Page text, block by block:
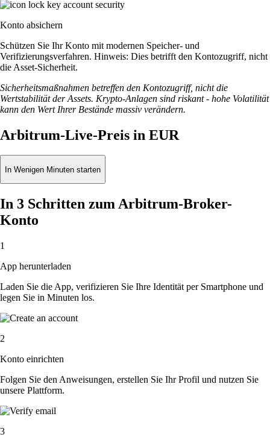
Konto absichern
Schützen Sie Ihr Konto mit modernen Speicher- und
Verifizierungsverfahren. Hinweis: Dies betrifft den Kontozugriff, nicht
die Asset-Sicherheit.
Sicherheitsmaßnahmen betreffen den Kontozugriff, nicht die
Wertstabilität der Assets. Krypto-Anlagen sind riskant - hohe Volatilität
kann den Wert Ihrer Bestände massiv verändern.
Arbitrum-Live-Preis in EUR
In Wenigen Minuten starten
In 3 Schritten zum Arbitrum-Broker-
Konto
1
App herunterladen
Laden Sie die App, verifizieren Sie Ihre Identität per Smartphone und
legen Sie in Minuten los.
2
Konto einrichten
Folgen Sie den Anweisungen, erstellen Sie Ihr Profil und nutzen Sie
unsere Plattform.
3